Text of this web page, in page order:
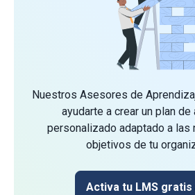
Nuestros Asesores de
ayudarte a crear un plan
personalizado adaptado a las
objetivos de tu
Activa tu LMS gratis